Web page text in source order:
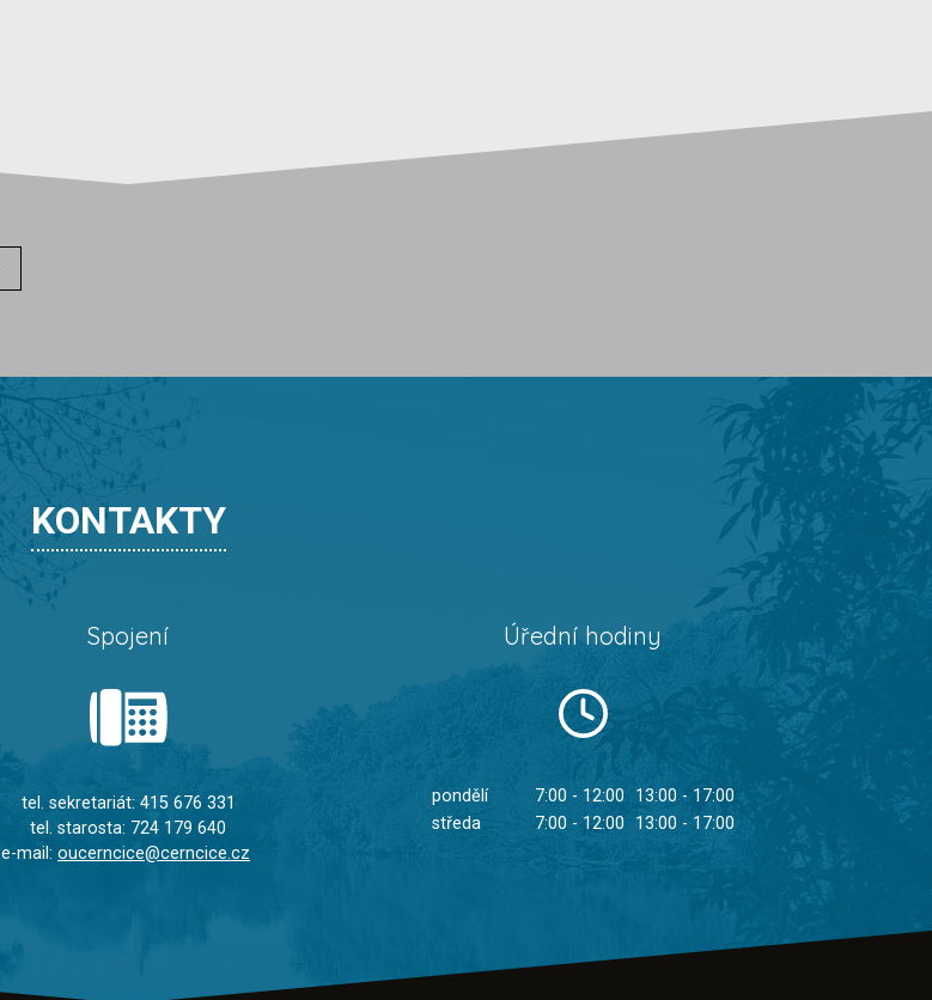
KONTAKTY
Spojení
tel. sekretariát: 415 676 331
tel. starosta: 724 179 640
e-mail: oucerncice@cerncice.cz
Úřední hodiny
pondělí 7:00 - 12:00
13:00 - 17:00
středa
7:00 - 12:00 13:00 - 17:00